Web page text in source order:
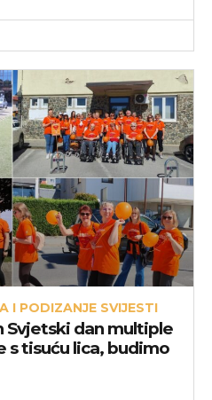
I PODIZANJE SVIJESTI
Svjetski dan multiple
s tisuću lica, budimo